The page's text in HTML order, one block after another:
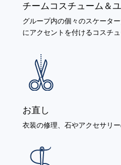
チームコスチューム＆
グループ内の個々のスケータ
にアクセントを付けるコスチュ
お直し
衣装の修理、石やアクセサリー